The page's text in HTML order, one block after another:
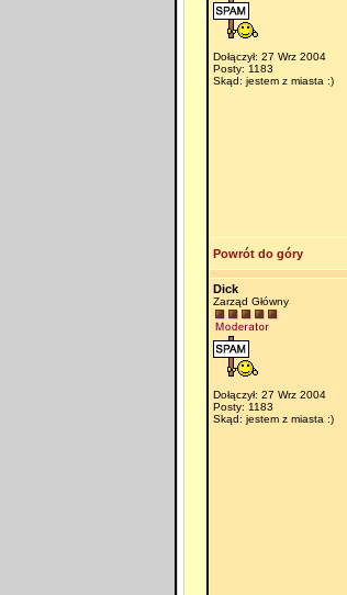
Dołączył: 27 Wrz 2004
Posty: 1183
Skąd: jestem z miasta :)
Powrót do góry
Dick
Zarząd Główny
Dołączył: 27 Wrz 2004
Posty: 1183
Skąd: jestem z miasta :)